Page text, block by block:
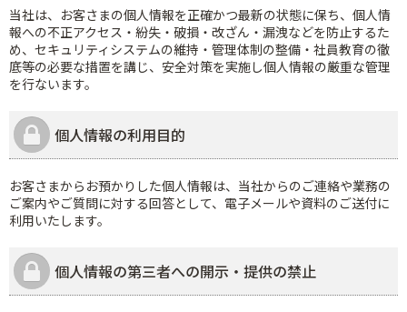
当社は、お客さまの個人情報を正確かつ最新の状態に保ち、個人情
報への不正アクセス・紛失・破損・改ざん・漏洩などを防止するた
め、セキュリティシステムの維持・管理体制の整備・社員教育の徹
底等の必要な措置を講じ、安全対策を実施し個人情報の厳重な管理
を行ないます。
個人情報の利用目的
お客さまからお預かりした個人情報は、当社からのご連絡や業務の
ご案内やご質問に対する回答として、電子メールや資料のご送付に
利用いたします。
個人情報の第三者への開示・提供の禁止
店舗案内